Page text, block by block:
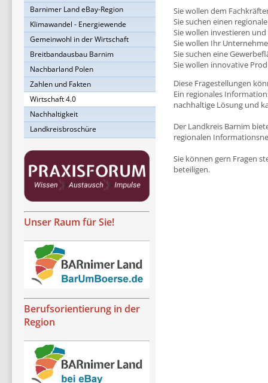
Barnimer Land eBay-Region
Klimawandel - Energiewende
Gemeinwohl in der Wirtschaft
Breitbandausbau Barnim
Nachbarland Polen
Zahlen und Fakten
Wirtschaft 4.0
Nachhaltigkeit
Landkreisbroschüre
Unser Raum für Sie!
Berufsorientierung in der
Region
Sie wollen dem
Sie suchen einen
Sie wollen investieren
Sie wollen Ihr
Sie suchen eine
Sie wollen innovative
Diese Fragestellungen
Ein regionales
nachhaltige Lösung und
Der Landkreis Barnim
regionalen
Sie können gern Fragen
beteiligen.